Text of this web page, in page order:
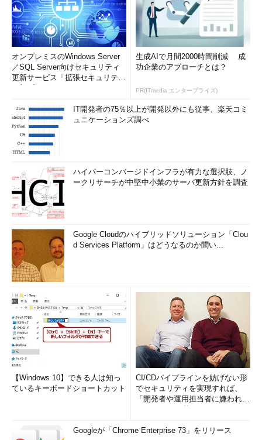
オンプレミスのWindows Server
／SQL Server向けセキュリティ
更新サービス「拡張セキュリティ
生成AIで月間2000時間削減 成
功企業のアプローチとは？
PR(ITmedia エンタープライズ)
IT開発者の75％以上が開発以外にも従事、楽天コミ
ュニケーションズ調べ
ハイパーコンバージドインフラが有力な選択肢、ノ
ークリサーチが中堅中小業のサーバ更新方針を調査
Google Cloudのハイブリッドソリューション「Clou
d Services Platform」はどうなるのか聞い...
【Windows 10】できる人は知っ
ているキーボードショートカット
CI/CDパイプラインを妨げない形
でセキュリティを実現すれば、
「開発者や運用担当者に嫌われな
Googleが「Chrome Enterprise 73」をリリース